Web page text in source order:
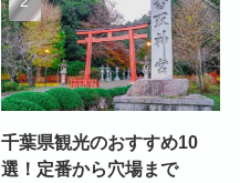
千葉県観光のおすすめ10
選！定番から穴場まで